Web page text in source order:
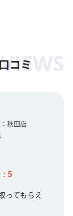
コミ
秋田店
5
ってもらえ